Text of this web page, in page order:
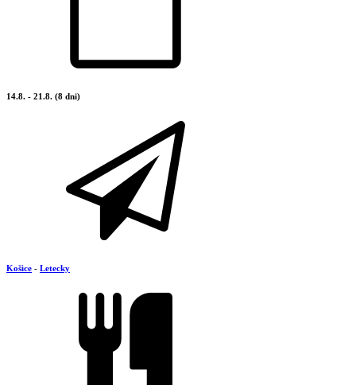
14.8. - 21.8. (8 dni)
Košice - Letecky